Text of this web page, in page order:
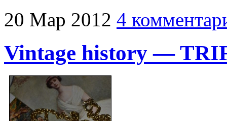
20 Мар 2012 4
Vintage history —